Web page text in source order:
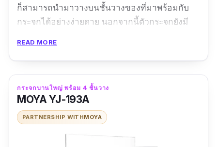
ก็สามารถนำมาวางบนชั้นวางของที่มาพร้อมกับ
กระจกได้อย่างง่ายดาย นอกจากนี้ตัวกระจกยังมี
กระจก Silver mirror ที่มีความโปร่งแสงสูง มีผิวที่
เรียบเนียนสนิท ให้ภาพเงาสะท้อนได้ดี ส่วนด้าน
หลังเคลือบเต็มพื้นที่ ไม่มีตำหนิ หรือรอยขีดข่วน
READ MORE
กระจกบานใหญ่ พร้อม 4 ชั้นวาง
MOYA YJ-193A
PARTNERSHIP WITHMOYA